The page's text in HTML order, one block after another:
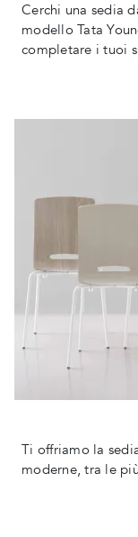
Cerchi una sedia
modello Tata
completare i tuoi
Ti offriamo la
moderne, tra le